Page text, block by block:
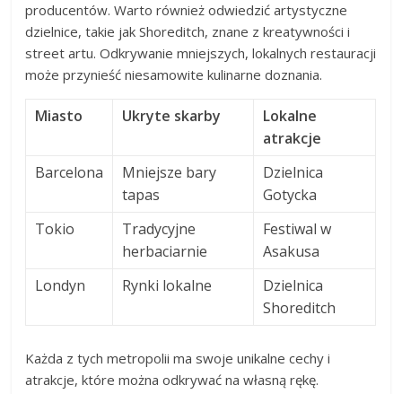
producentów. Warto również odwiedzić artystyczne
dzielnice, takie jak Shoreditch, znane z kreatywności i
street artu. Odkrywanie mniejszych, lokalnych restauracji
może przynieść niesamowite kulinarne doznania.
Miasto Ukryte skarby
Lokalne
atrakcje
Barcelona
Mniejsze bary
tapas
Dzielnica
Gotycka
Tokio
Tradycyjne
herbaciarnie
Festiwal w
Asakusa
Londyn
Rynki lokalne
Dzielnica
Shoreditch
Każda z tych metropolii ma swoje unikalne cechy i
atrakcje, które można odkrywać na własną rękę.